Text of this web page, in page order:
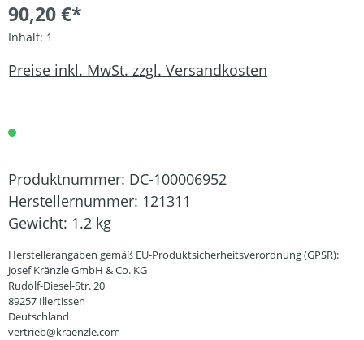
90,20 €*
Inhalt: 1
Preise inkl. MwSt. zzgl. Versandkosten
Produktnummer: DC-100006952
Herstellernummer: 121311
Gewicht: 1.2 kg
Herstellerangaben gemäß EU-Produktsicherheitsverordnung (GPSR):
Josef Kränzle GmbH & Co. KG
Rudolf-Diesel-Str. 20
89257 Illertissen
Deutschland
vertrieb@kraenzle.com